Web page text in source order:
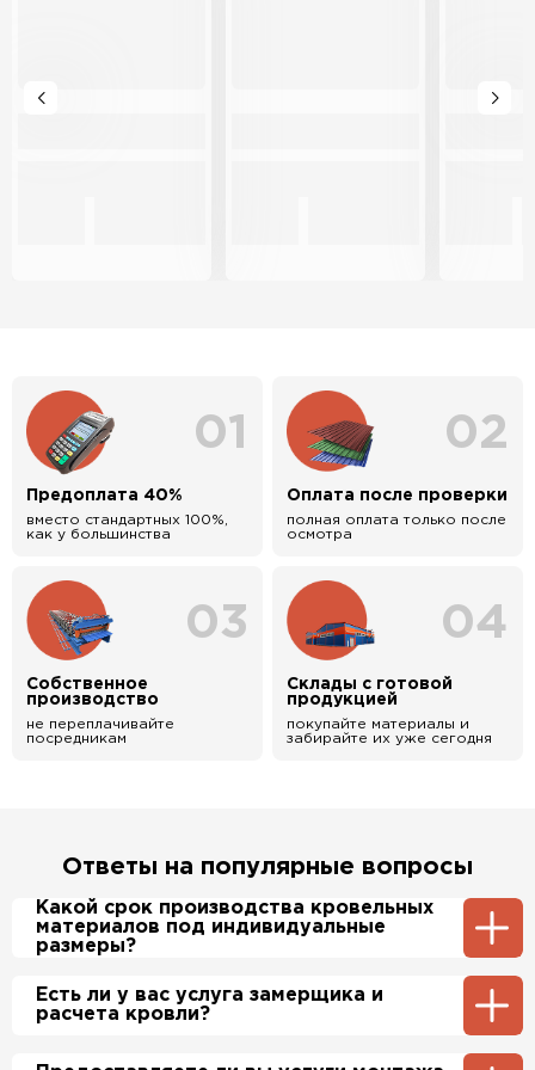
01
Предоплата 40%
вместо стандартных 100%,
как у большинства
02
Оплата после проверки
полная оплата только после
осмотра
03
Собственное
производство
не переплачивайте
посредникам
04
Склады с готовой
продукцией
покупайте материалы и
забирайте их уже сегодня
Ответы на популярные вопросы
Какой срок производства кровельных
материалов под индивидуальные
размеры?
Примерный срок производства
металлочерепицы и профнастила 1-2 дня.
Производственные мощности позволяют нам
Есть ли у вас услуга замерщика и
расчета кровли?